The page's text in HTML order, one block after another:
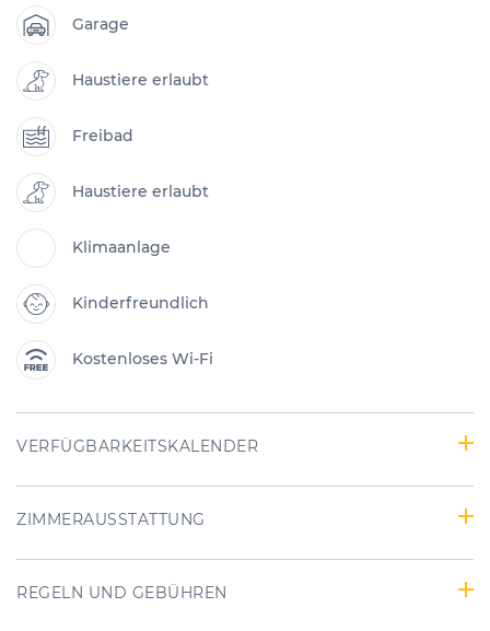
Garage
Haustiere erlaubt
Freibad
Haustiere erlaubt
Klimaanlage
Kinderfreundlich
Kostenloses Wi-Fi
VERFÜGBARKEITSKALENDER
ZIMMERAUSSTATTUNG
REGELN UND GEBÜHREN